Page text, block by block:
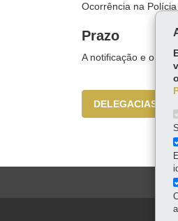
Ocorrência na
Prazo
A notificação e o
DELEGACIAS